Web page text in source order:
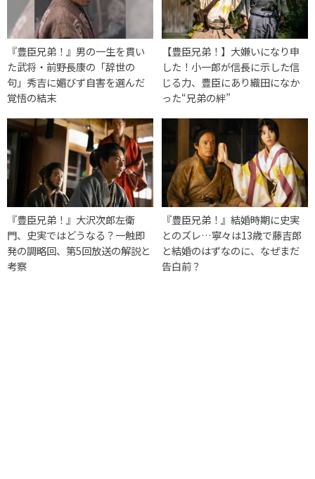
『豊臣兄弟！』男の一生を貫い
た武将・前野長康の「辞世の
句」秀吉に媚びず自害を選んだ
覚悟の結末
【豊臣兄弟！】大嫌いになり申
した！小一郎が信長に示した信
じる力、豊臣にあり織田になか
った“兄弟の絆”
『豊臣兄弟！』大沢次郎左衛
門、史実ではどうなる？一触即
発の調略回、第5回放送の解説と
考察
『豊臣兄弟！』結婚時期に史実
とのズレ…寧々は13歳で藤吉郎
と結婚のはずなのに、なぜまだ
告白前？